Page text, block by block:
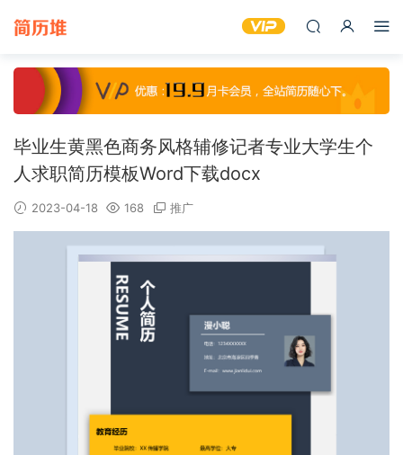
毕业生黄黑色商务风格辅修记者专业大学生个
人求职简历模板Word下载docx
2023-04-18 168 推广